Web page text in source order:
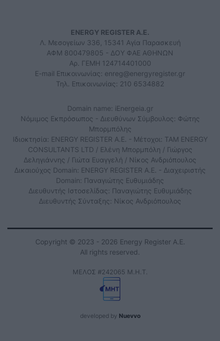
ENERGY REGISTER Α.Ε.
Λ. Μεσογείων 336, 15341 Αγία Παρασκευή
ΑΦΜ 800479805 - ΔΟΥ ΦΑΕ ΑΘΗΝΩΝ
Αρ. ΓΕΜΗ 124714401000
E-mail Επικοινωνίας: enreg@energyregister.gr
Τηλ. Επικοινωνίας: 210 6534882
Domain name: iEnergeia.gr
Νόμιμος Εκπρόσωπος - Διευθύνων Σύμβουλος: Φώτης
Μπορμπόλης
Ιδιοκτησία: ENERGY REGISTER Α.Ε. - Μέτοχοι: TAM ENERGY
CONSULTANTS LTD / Ελένη Μπορμπόλη / Γιώργος
Δεληγιάννης / Γιώτα Ευαγγελή / Νίκος Ανδριόπουλος
Δικαιούχος Domain: ENERGY REGISTER Α.Ε. - Διαχειριστής
Domain: Παναγιώτης Ευθυμιάδης
Διευθυντής Ιστοσελίδας: Παναγιώτης Ευθυμιάδης
Διευθυντής Σύνταξης: Νίκος Ανδριόπουλος
Copyright © 2023 - 2026 Energy Register Α.Ε.
All rights reserved.
ΜΕΛΟΣ #242065 Μ.Η.Τ.
developed by Nuevvo